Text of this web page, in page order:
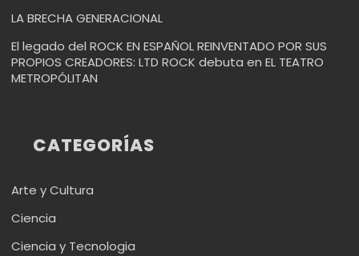
LA BRECHA GENERACIONAL
El legado del ROCK EN ESPAÑOL REINVENTADO POR SUS
PROPIOS CREADORES: LTD ROCK debuta en EL TEATRO
METROPÓLITAN
CATEGORÍAS
Arte y Cultura
Ciencia
Ciencia y Tecnologia